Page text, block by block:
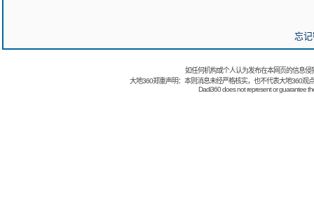
忘
如任何机构或个人认为发布在本网页的信息
大地360郑重声明：本则消息未经严格核实，也不代表大地360观
Dadi360 does not represent or guarantee